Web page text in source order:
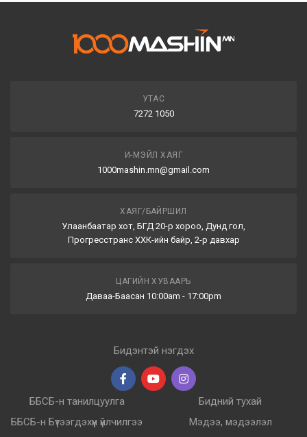
УТАС
7272 1050
И-МЭЙЛ ХАЯГ
1000mashin.mn@gmail.com
ХАЯГ/БАЙРШИЛ
Улаанбаатар хот, БГД 20-р хороо, Дунд гол,
Прогресстранс ХХК-ийн байр, 2-р давхар
ЦАГИЙН ХУВААРЬ
Даваа-Баасан 10:00am - 17:00pm
Бидэнтэй нэгдэх
ББСБ-н танилцуулга
ББСБ-н Бүтээгдэхүүн үйлчилгээ
Бидний тухай
Мэдээ, мэдээлэл